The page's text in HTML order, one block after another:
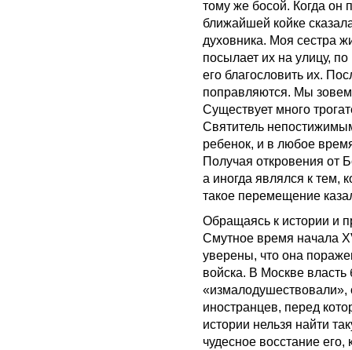
тому же босой. Когда
ближайшей койке
духовника. Моя сестра
посылает их на улицу,
его благословить их.
поправляются. Мы
Существует много
Святитель
ребенок, и в любое
Получая откровения от
а иногда являлся к тем,
такое перемещение
Обращаясь к истории и
Смутное время начала
уверены, что она
войска. В Москве
«измалодушествовали»,
иностранцев, перед
истории нельзя найти
чудесное восстание